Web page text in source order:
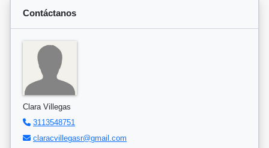
Contáctanos
Clara Villegas
3113548751
claracvillegasr@gmail.com